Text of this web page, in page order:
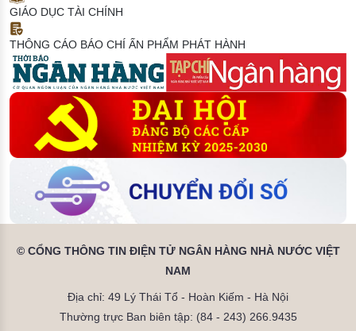
GIÁO DỤC TÀI CHÍNH
THÔNG CÁO BÁO CHÍ ẤN PHẨM PHÁT HÀNH
© CỔNG THÔNG TIN ĐIỆN TỬ NGÂN HÀNG NHÀ NƯỚC VIỆT
NAM
Địa chỉ: 49 Lý Thái Tổ - Hoàn Kiếm - Hà Nội
Thường trực Ban biên tập: (84 - 243) 266.9435